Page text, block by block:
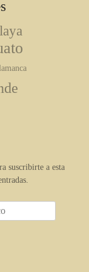
suscribirte a esta